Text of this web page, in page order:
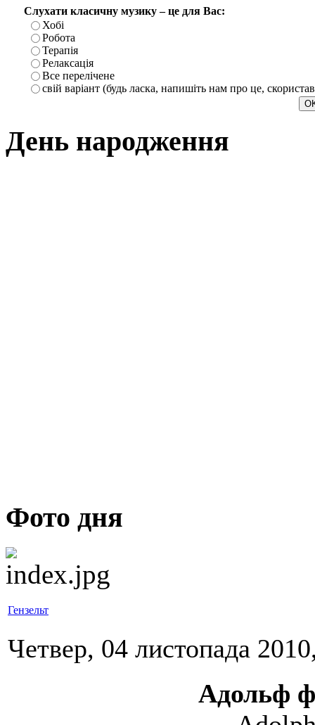
Слухати класичну музику – це для Вас:
Хобі
Робота
Терапія
Релаксація
Все перелічене
свій варіант (будь ласка, напишіть нам про це,
День народження
Фото дня
Гензельт
Четвер, 04 листопада
Адольф